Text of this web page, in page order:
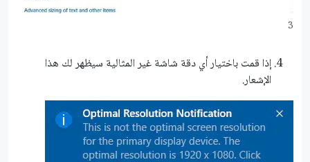
3
إذا قمت باختيار أي دقة شاشة غير المثالية سيظهر لك هذا
الإشعار.